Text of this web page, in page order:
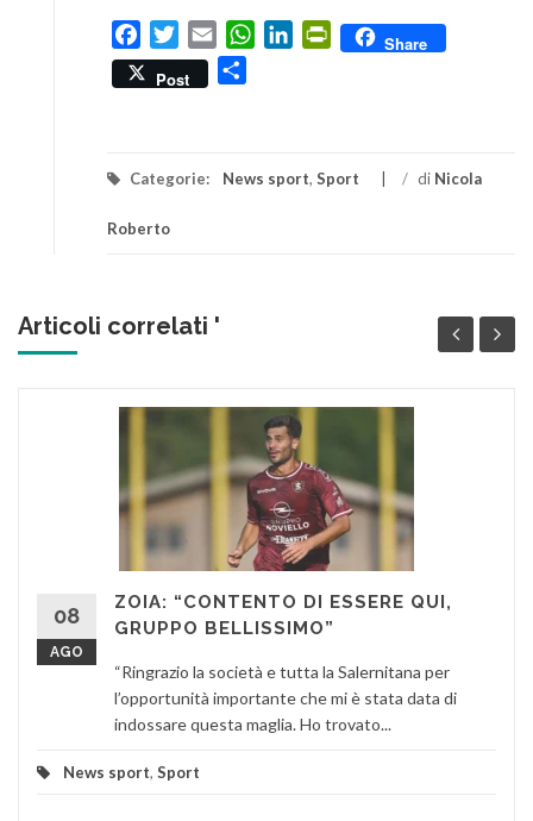
FacebookTwitterEmail WhatsApp
LinkedInPrintFriendly
Share
Post
Categorie: News sport, Sport / di Nicola
Roberto
Articoli correlati '
08
AGO
ZOIA: “CONTENTO DI ESSERE QUI,
GRUPPO BELLISSIMO”
“Ringrazio la società e tutta la Salernitana per
l’opportunità importante che mi è stata data di
indossare questa maglia. Ho trovato...
News sport, Sport